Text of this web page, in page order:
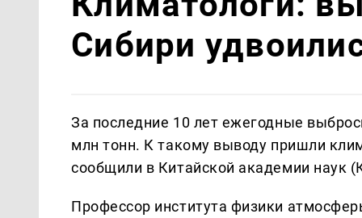
Сибири
За последние 10 лет ежегодные
млн тонн. К такому выводу пришли
сообщили в Китайской академии наук
Профессор института физики